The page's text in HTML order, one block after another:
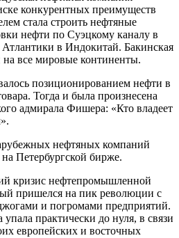
конкурентных преимуществ
стала строить нефтяные
нефти по Суэцкому каналу в
в Индокитай. Бакинская
на все мировые континенты.
позиционированием нефти в
Тогда и была произнесена
адмирала Фишера: «Кто владеет
нефтяных компаний
Петербургской бирже.
кризис нефтепромышленной
пришелся на пик революции с
и погромами предприятий.
практически до нуля, в связи
европейских и восточных